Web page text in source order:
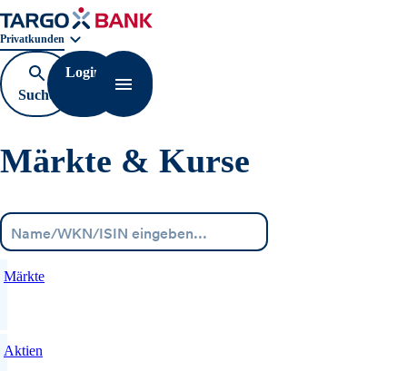
Geschäftsbereichnavigation. Aktuelle Auswahl:
Privatkunden
Suche
öffnen
Login
Navigation öffnen
Märkte & Kurse
Märkte
Aktien